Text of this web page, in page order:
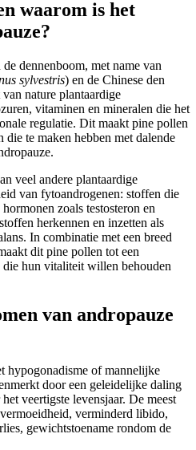
waarom is het
dennenboom, met name van
sylvestris) en de Chinese den
nature plantaardige
vitaminen en mineralen die het
regulatie. Dit maakt pine pollen
te maken hebben met dalende
veel andere plantaardige
van fytoandrogenen: stoffen die
zoals testosteron en
herkennen en inzetten als
In combinatie met een breed
dit pine pollen tot een
hun vitaliteit willen behouden
van andropauze
hypogonadisme of mannelijke
door een geleidelijke daling
veertigste levensjaar. De meest
verminderd libido,
gewichtstoename rondom de